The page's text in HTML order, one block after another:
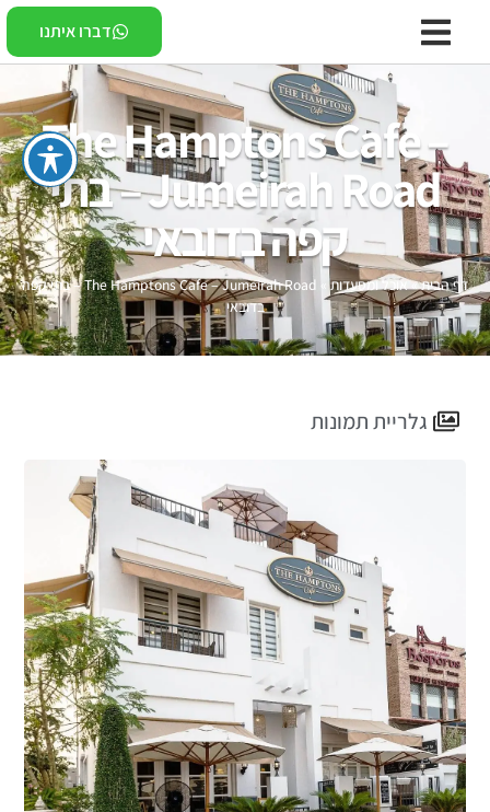
דברו איתנו
The Hamptons Cafe –
Jumeirah Road – בתי
קפה בדובאי
דף הבית»אוכל ומסעדות»
The Hamptons Cafe – Jumeirah Road – בתי קפה
בדובאי
גלריית תמונות